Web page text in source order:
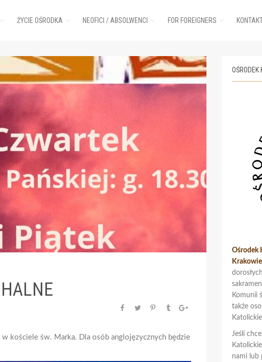
ŻYCIE OŚRODKA NEOFICI / ABSOLWENCI FOR FOREIGNERS
kościele św. Marka. Dla osób anglojęzycznych będzie
OŚRODEK
Ośrodek
Krakowie
Komunii
także
Jeśli
nami lub